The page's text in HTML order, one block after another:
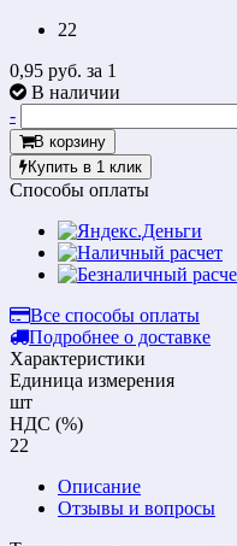
22
0,95 руб. за 1
В наличии
-
В корзину
Купить в 1 клик
Способы оплаты
Все способы оплаты
Подробнее о доставке
Характеристики
Единица измерения
шт
НДС (%)
22
Описание
Отзывы и вопросы